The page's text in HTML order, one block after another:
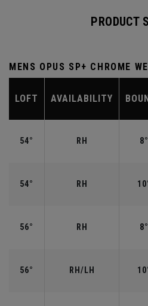
PRODUCT
MENS OPUS SP+ CHROME
LOFT AVAILABILITY
54° RH 8°
54° RH
56° RH 8°
56° RH/LH